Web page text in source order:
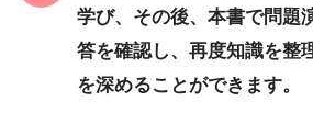
学び、その後、本書で問題
答を確認し、再度知識を整
を深めることができます。